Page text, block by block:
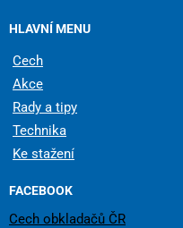
HLAVNÍ MENU
Cech
Akce
Rady a tipy
Technika
Ke stažení
FACEBOOK
Cech obkladačů ČR